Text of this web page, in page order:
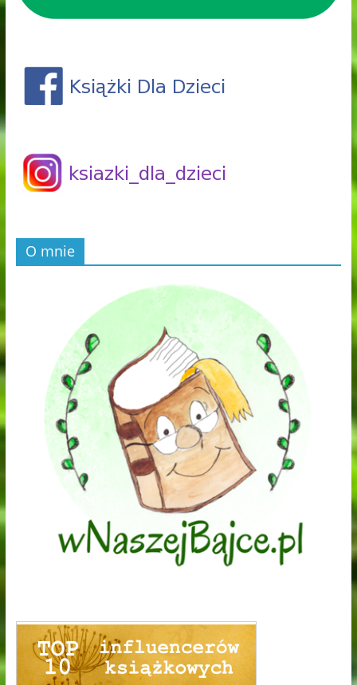
O mnie